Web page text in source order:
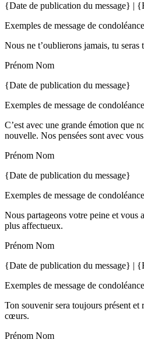
{Date de publication du message} |
Exemples de message de
Nous ne t’oublierons jamais, tu seras
Prénom Nom
{Date de publication du message}
Exemples de message de
C’est avec une grande émotion que
nouvelle. Nos pensées sont avec
Prénom Nom
{Date de publication du message}
Exemples de message de
Nous partageons votre peine et vous
plus affectueux.
Prénom Nom
{Date de publication du message} |
Exemples de message de
Ton souvenir sera toujours présent et
cœurs.
Prénom Nom